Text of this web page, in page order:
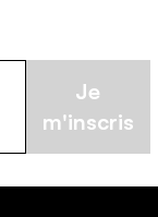
Je
m'inscris